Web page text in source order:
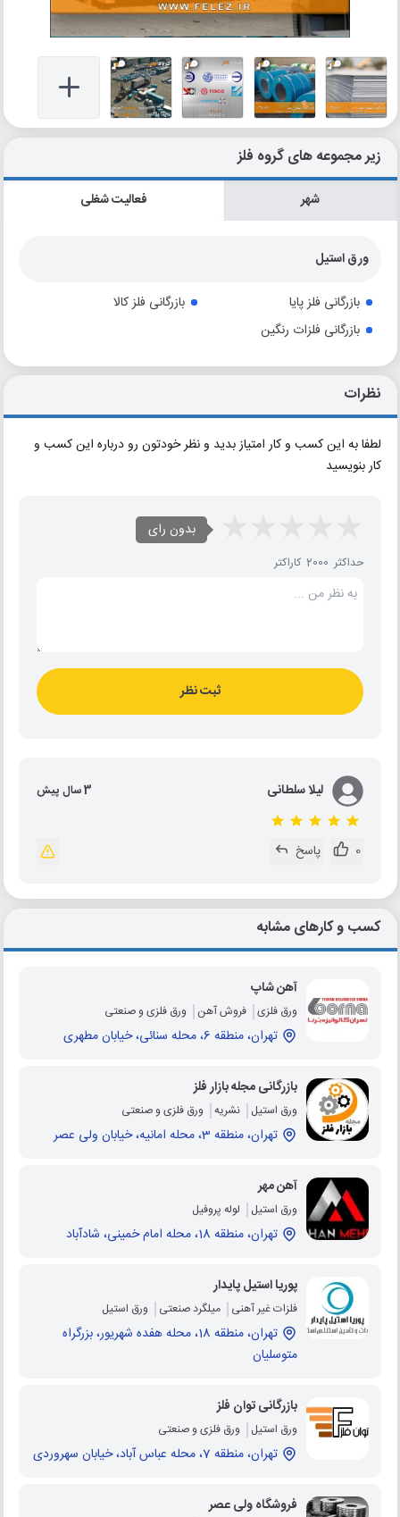
زیر مجموعه های گروه فلز
شهر فعالیت شغلی
ورق استیل
بازرگانی فلز پایا
بازرگانی فلز کالا
بازرگانی فلزات رنگین
نظرات
لطفا به این کسب و کار امتیاز بدید و نظر خودتون رو درباره این کسب و
کار بنویسید
بدون رای
حداکثر 2000 کاراکتر
ثبت نظر
لیلا سلطانی 3 سال پیش
0 پاسخ
کسب و کارهای مشابه
آهن شاپ
ورق فلزی فروش آهن ورق فلزی و صنعتی
تهران، منطقه 6، محله سنائی، خیابان مطهری
بازرگانی مجله بازار فلز
ورق استیل نشریه ورق فلزی و صنعتی
تهران، منطقه 3، محله امانیه، خیابان ولی عصر
آهن مهر
ورق استیل لوله پروفیل
تهران، منطقه 18، محله امام خمینی، شادآباد
پوریا استیل پایدار
فلزات غیر آهنی میلگرد صنعتی ورق استیل
تهران، منطقه 18، محله هفده شهریور، بزرگراه
متوسلیان
بازرگانی توان فلز
ورق استیل ورق فلزی و صنعتی
تهران، منطقه 7، محله عباس آباد، خیابان سهروردی
فروشگاه ولی عصر